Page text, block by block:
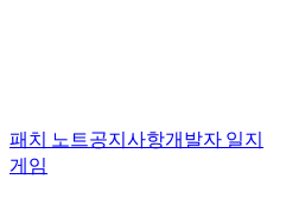
패치 노트공지사항개발자 일지
게임